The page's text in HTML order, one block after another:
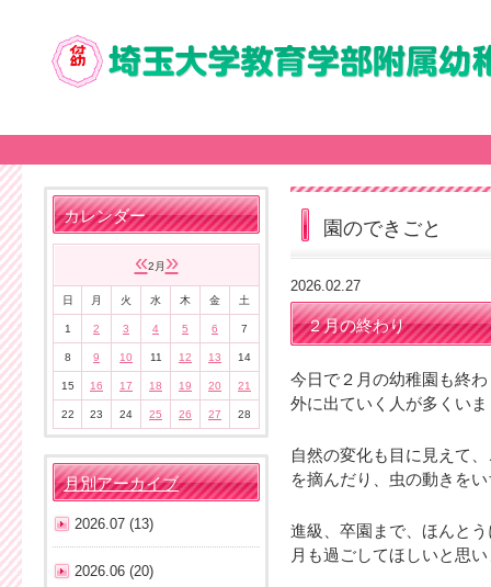
園のできごと
2026.02.27
２月の終わり
今日で２月の幼稚園も終
外に出ていく人が多くい
自然の変化も目に見えて
を摘んだり、虫の動きを
進級、卒園まで、ほんと
月も過ごしてほしいと思
カレンダー
«2月 »
日 月 火 水 木 金 土
1 2 3 4 5 6 7
8 9 10 11 12 13 14
15 16 17 18 19 20 21
22 23 24 25 26 27 28
月別アーカイブ
2026.07 (13)
2026.06 (20)